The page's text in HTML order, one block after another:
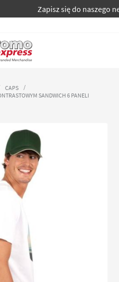
Zapisz się do naszego
CAPS
SANDWICH 6 PANELI